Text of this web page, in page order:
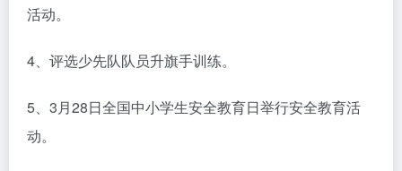
活动。
4、评选少先队队员升旗手训练。
5、3月28日全国中小学生安全教育日举行安全教育活
动。